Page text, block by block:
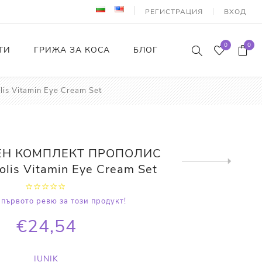
РЕГИСТРАЦИЯ ВХОД
ГРИЖА ЗА КОСА БЛОГ 0 0
Eye Cream Set
КОМПЛЕКТ ПРОПОЛИС
Vitamin Eye Cream Set
ревю за този продукт!
€24,54
IUNIK